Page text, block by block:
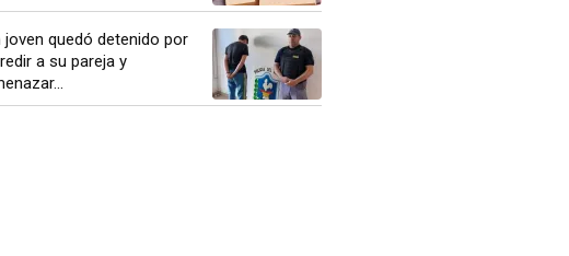
joven quedó detenido por
a su pareja y